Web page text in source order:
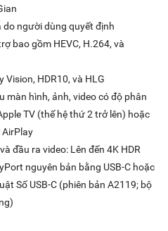
người dùng quyết định
bao gồm HEVC, H.264, và
Vision, HDR10, và HLG
màn hình, ảnh, video có độ phân
TV (thế hệ thứ 2 trở lên) hoặc
đầu ra video: Lên đến 4K HDR
nguyên bản bằng USB-C hoặc
Số USB-C (phiên bản A2119; bộ